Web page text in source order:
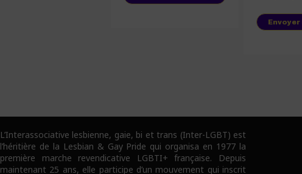
Envoyer
L’Interassociative lesbienne, gaie, bi et trans (Inter-LGBT) est
l’héritière de la Lesbian & Gay Pride qui organisa en 1977 la
première marche revendicative LGBTI+ française. Depuis
maintenant 25 ans, elle participe d’un mouvement qui inscrit